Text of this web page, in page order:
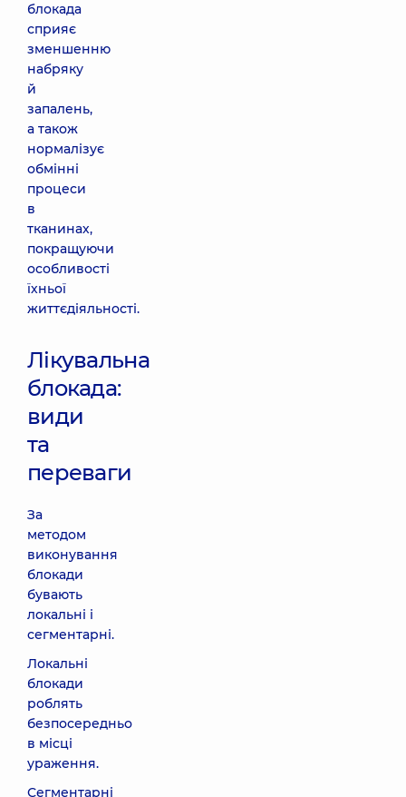
блокада
сприяє
зменшенню
набряку
й
запалень,
а також
нормалізує
обмінні
процеси
в
тканинах,
покращуючи
особливості
їхньої
життєдіяльності.
Лікувальна
блокада:
види
та
переваги
За
методом
виконування
блокади
бувають
локальні і
сегментарні.
Локальні
блокади
роблять
безпосередньо
в місці
ураження.
Сегментарні